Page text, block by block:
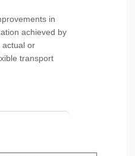
in
achieved by
or
transport